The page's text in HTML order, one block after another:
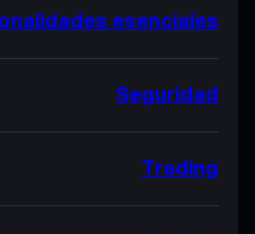
esenciales
Seguridad
Trading